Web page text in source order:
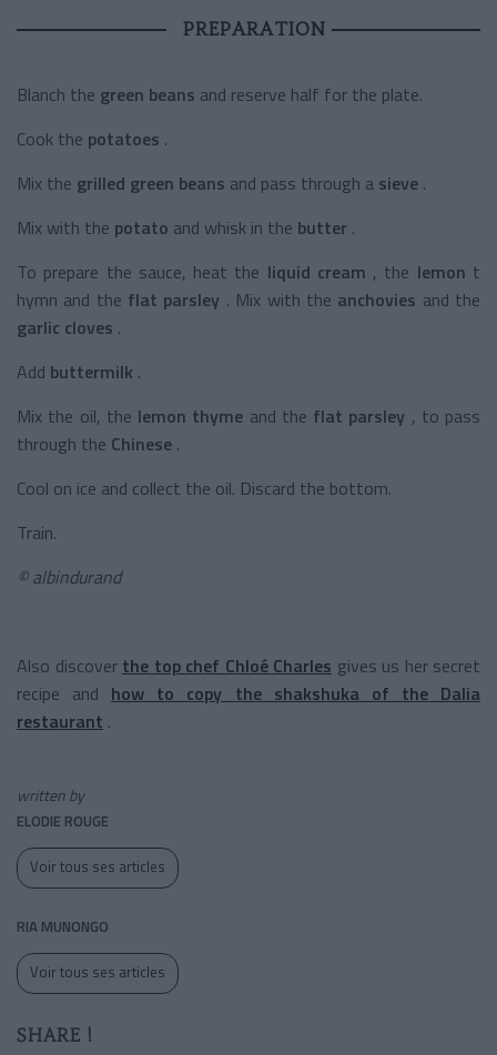
PREPARATION
Blanch the green beans and reserve half for the plate.
Cook the potatoes .
Mix the grilled green beans and pass through a sieve .
Mix with the potato and whisk in the butter .
To prepare the sauce, heat the liquid cream , the lemon t
hymn and the flat parsley . Mix with the anchovies and the
garlic cloves .
Add buttermilk .
Mix the oil, the lemon thyme and the flat parsley , to pass
through the Chinese .
Cool on ice and collect the oil. Discard the bottom.
Train.
© albindurand
Also discover the top chef Chloé Charles gives us her secret
recipe and how to copy the shakshuka of the Dalia
restaurant .
written by
ELODIE ROUGE
Voir tous ses articles
RIA MUNONGO
Voir tous ses articles
SHARE !